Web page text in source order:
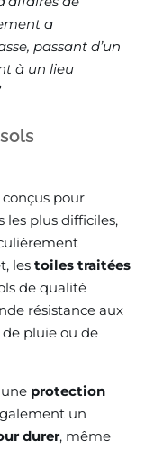
a
passant d’un
à un lieu
pour
les plus difficiles,
les toiles traitées
de qualité
résistance aux
de pluie ou de
protection
un
durer, même